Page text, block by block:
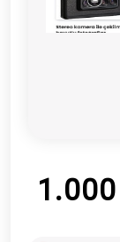
1.000